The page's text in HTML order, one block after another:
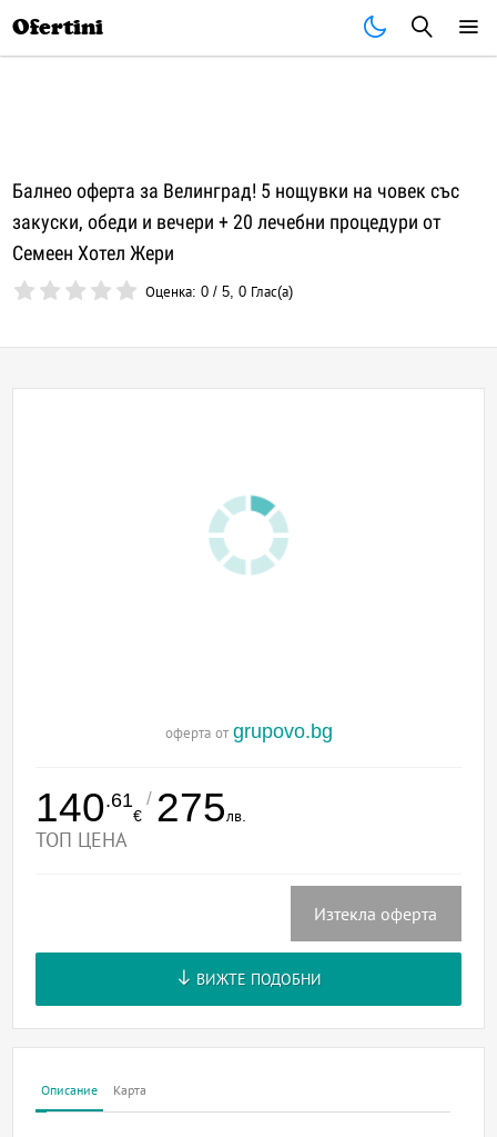
Ofertini
Балнео оферта за Велинград! 5 нощувки на човек със
закуски, обеди и вечери + 20 лечебни процедури от
Семеен Хотел Жери
Оценка:0 /5,0 Глас(а)
оферта от grupovo.bg
140.61
€
/ 275лв.
ТОП ЦЕНА
Изтекла оферта
ВИЖТЕ ПОДОБНИ
Описание Карта